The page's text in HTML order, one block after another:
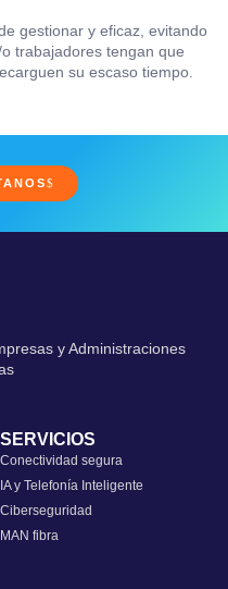
gestionar y eficaz, evitando
trabajadores tengan que
su escaso tiempo.
y Administraciones
SERVICIOS
Conectividad segura
IA y Telefonía Inteligente
Ciberseguridad
MAN fibra